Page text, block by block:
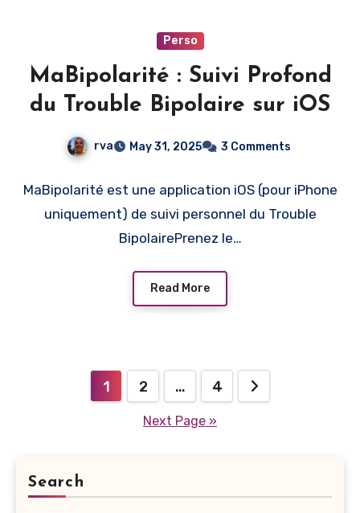
Perso
MaBipolarité : Suivi Profond
du Trouble Bipolaire sur iOS
rva May 31, 2025 3 Comments
MaBipolarité est une application iOS (pour iPhone
uniquement) de suivi personnel du Trouble
BipolairePrenez le…
Read More
pagination
1 2 … 4
Next Page »
Search